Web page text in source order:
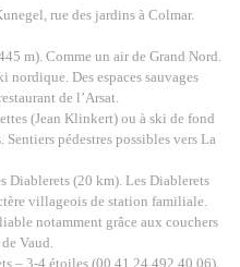
rue des jardins à Colmar.
m). Comme un air de Grand Nord.
nordique. Des espaces sauvages
de l’Arsat.
(Jean Klinkert) ou à ski de fond
pédestres possibles vers La
Diablerets (20 km). Les Diablerets
villageois de station familiale.
notamment grâce aux couchers
Vaud.
– 3-4 étoiles (00 41 24 492 40 06).